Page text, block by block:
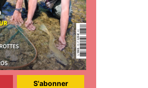
S'abonner